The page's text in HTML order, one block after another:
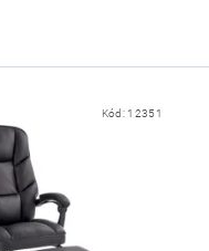
Kód: 12351